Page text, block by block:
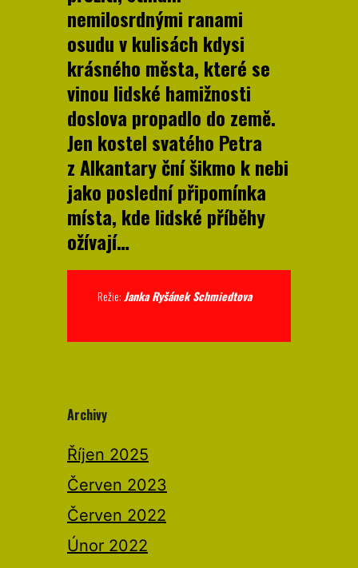
nemilosrdnými ranami
osudu v kulisách kdysi
krásného města, které se
vinou lidské hamižnosti
doslova propadlo do země.
Jen kostel svatého Petra
z Alkantary ční šikmo k nebi
jako poslední připomínka
místa, kde lidské příběhy
ožívají…
Režie:Janka Ryšánek Schmiedtova
Archivy
Říjen 2025
Červen 2023
Červen 2022
Únor 2022